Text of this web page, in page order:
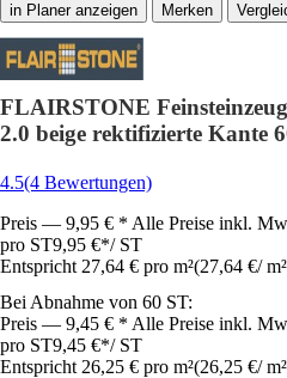
in Planer anzeigen
FLAIRSTONE
2.0 beige rektifizierte Kante
4.5(4 Bewertungen)
Preis — 9,95 € * Alle Preise inkl.
pro ST9,95 €*/ ST
Entspricht 27,64 € pro m²(27,64 €/ m²
Bei Abnahme von 60 ST:
Preis — 9,45 € * Alle Preise inkl.
pro ST9,45 €*/ ST
Entspricht 26,25 € pro m²(26,25 €/ m²